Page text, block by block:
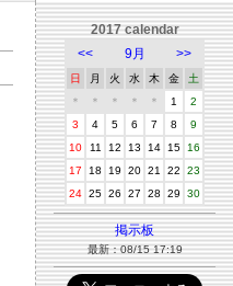
2017 calendar
<<
9月 >>
日 月 火 水 木 金
土
＊
＊ ＊ ＊ ＊ 1
2
3
4 5 6 7 8
9
10
11 12 13 14 15
16
17
18 19 20 21 22
23
24 25 26 27 28 29 30
掲示板
最新：08/15 17:19